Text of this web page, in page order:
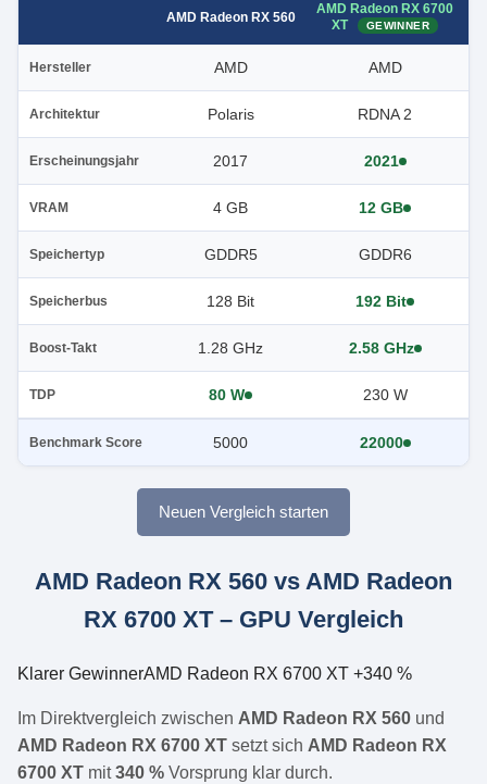
AMD Radeon RX 560
AMD Radeon RX 6700
XT
GEWINNER
Hersteller AMD AMD
Architektur Polaris RDNA 2
Erscheinungsjahr 2017 2021
VRAM 4 GB 12 GB
Speichertyp GDDR5 GDDR6
Speicherbus 128 Bit 192 Bit
Boost-Takt 1.28 GHz 2.58 GHz
TDP 80 W 230 W
Benchmark Score 5000 22000
Neuen Vergleich starten
AMD Radeon RX 560 vs AMD Radeon
RX 6700 XT – GPU Vergleich
Klarer GewinnerAMD Radeon RX 6700 XT +340 %
Im Direktvergleich zwischen AMD Radeon RX 560 und
AMD Radeon RX 6700 XT setzt sich AMD Radeon RX
6700 XT mit340 % Vorsprung klar durch.